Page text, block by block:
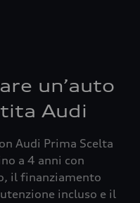
un’auto
Audi
Audi Prima Scelta
a 4 anni con
il finanziamento
incluso e il